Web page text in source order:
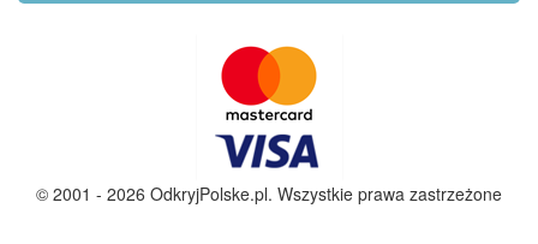
© 2001 - 2026 OdkryjPolske.pl. Wszystkie prawa zastrzeżone